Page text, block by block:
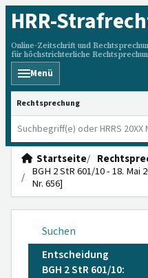
HRR-
Online-Zeitschrift und
für höchstrichterliche
Menü
HRRS durchsuchen
Startseite
BGH 2 StR 601/10 - 18. Mai
Nr. 656]
Suchen
Entscheidung
BGH 2 StR 601/10: